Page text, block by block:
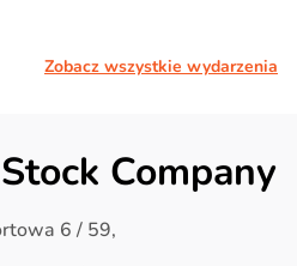
Zobacz wszystkie wydarzenia
Company
6 / 59,